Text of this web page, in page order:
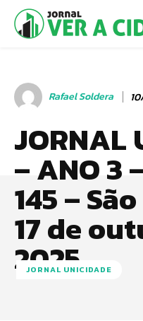
Rafael Soldera
JORNAL
– ANO 3
145 –
17 de
2025
JORNAL UNICIDADE